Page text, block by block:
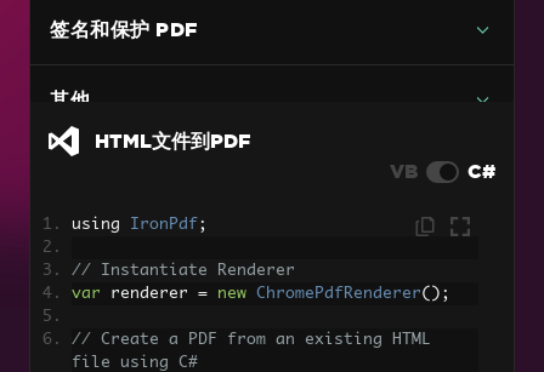
C# PDF 转换为图像代码示例（无质量损失）
DOCX 转换为 PDF
Markdown 转为 PDF
带多页支持的TIFF转PDF
PDF 到 HTML
动态网页到 PDF
签名和保护 PDF
其他
HTML文件到PDF
VB
C#
using IronPdf ;
// Instantiate Renderer
var renderer = new ChromePdfRenderer();
// Create a PDF from an existing HTML
file using C#